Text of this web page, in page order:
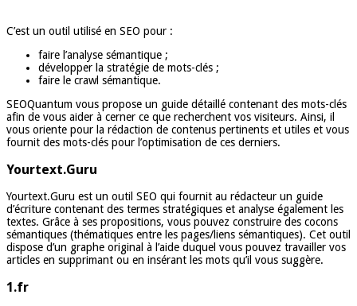
C’est un outil utilisé en SEO pour :
faire l’analyse sémantique ;
développer la stratégie de mots-clés ;
faire le crawl sémantique.
SEOQuantum vous propose un guide détaillé contenant des mots-clés
afin de vous aider à cerner ce que recherchent vos visiteurs. Ainsi, il
vous oriente pour la rédaction de contenus pertinents et utiles et vous
fournit des mots-clés pour l’optimisation de ces derniers.
Yourtext.Guru
Yourtext.Guru est un outil SEO qui fournit au rédacteur un guide
d’écriture contenant des termes stratégiques et analyse également les
textes. Grâce à ses propositions, vous pouvez construire des cocons
sémantiques (thématiques entre les pages/liens sémantiques). Cet outil
dispose d’un graphe original à l’aide duquel vous pouvez travailler vos
articles en supprimant ou en insérant les mots qu’il vous suggère.
1.fr